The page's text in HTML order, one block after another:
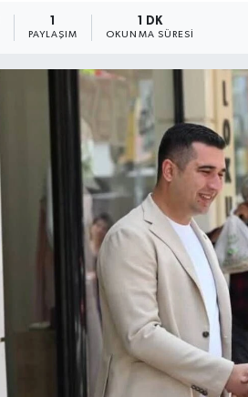
1
PAYLAŞIM
1 DK
OKUNMA SÜRESI